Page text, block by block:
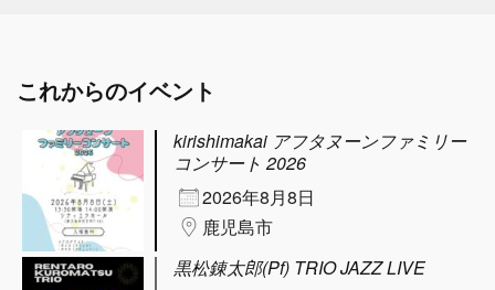
これからのイベント
kirishimakai アフタヌーンファミリー
コンサート 2026
2026年8月8日
鹿児島市
黒松錬太郎(Pf) TRIO JAZZ LIVE